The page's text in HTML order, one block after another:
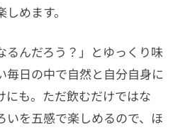
めます。
るんだろう？」とゆっくり味
毎日の中で自然と自分自身に
にも。ただ飲むだけではな
いを五感で楽しめるので、ほ